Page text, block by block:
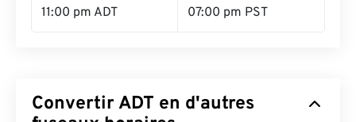
11:00 pm ADT 07:00 pm PST
Convertir ADT en d'autres